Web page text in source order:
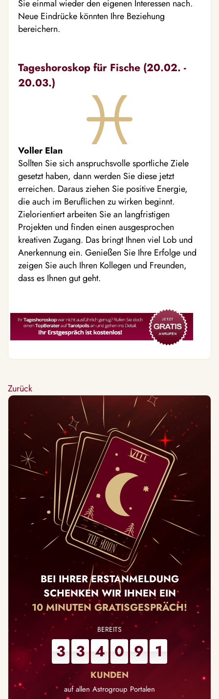
Sie einmal wieder den eigenen Interessen nach.
Neue Eindrücke könnten Ihre Beziehung
bereichern.
Tageshoroskop für Fische (20.02. -
20.03.)
Voller Elan
Sollten Sie sich anspruchsvolle sportliche Ziele
gesetzt haben, dann werden Sie diese jetzt
erreichen. Daraus ziehen Sie positive Energie,
die auch im Beruflichen zu wirken beginnt.
Zielorientiert arbeiten Sie an langfristigen
Projekten und finden einen ausgesprochen
kreativen Zugang. Das bringt Ihnen viel Lob und
Anerkennung ein. Genießen Sie Ihre Erfolge und
zeigen Sie auch Ihren Kollegen und Freunden,
dass es Ihnen gut geht.
Zurück
BEI IHRER ERSTANMELDUNG
SCHENKEN WIR IHNEN EIN
10 MINUTEN GRATISGESPRÄCH!
3 3 4 0 9 1
auf allen Astrogroup Portalen